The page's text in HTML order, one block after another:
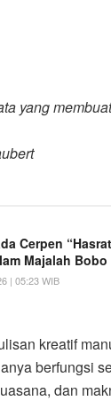
yang
Cerpen “Hasrat
Majalah Bobo
| 05:23 WIB
kreatif
berfungsi
dan